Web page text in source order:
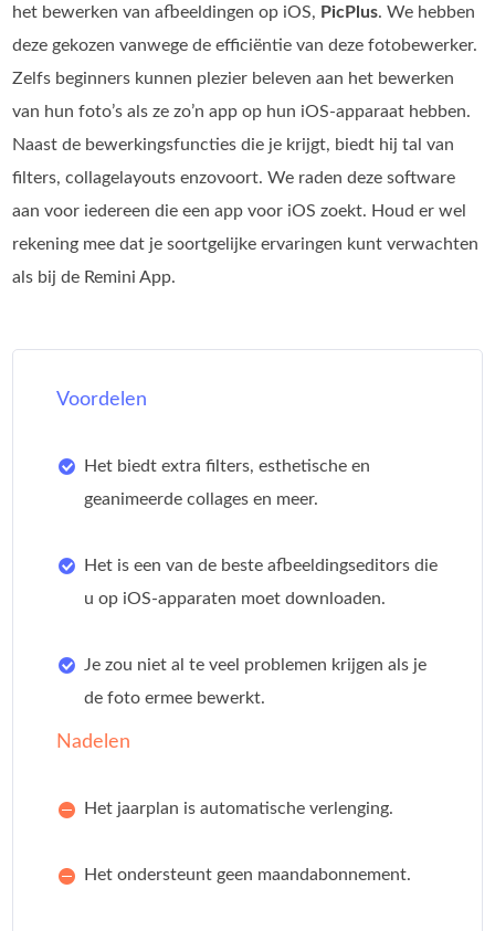
het bewerken van afbeeldingen op iOS, PicPlus. We hebben
deze gekozen vanwege de efficiëntie van deze fotobewerker.
Zelfs beginners kunnen plezier beleven aan het bewerken
van hun foto’s als ze zo’n app op hun iOS‑apparaat hebben.
Naast de bewerkingsfuncties die je krijgt, biedt hij tal van
filters, collagelayouts enzovoort. We raden deze software
aan voor iedereen die een app voor iOS zoekt. Houd er wel
rekening mee dat je soortgelijke ervaringen kunt verwachten
als bij de Remini App.
Voordelen
Het biedt extra filters, esthetische en
geanimeerde collages en meer.
Het is een van de beste afbeeldingseditors die
u op iOS-apparaten moet downloaden.
Je zou niet al te veel problemen krijgen als je
de foto ermee bewerkt.
Nadelen
Het jaarplan is automatische verlenging.
Het ondersteunt geen maandabonnement.